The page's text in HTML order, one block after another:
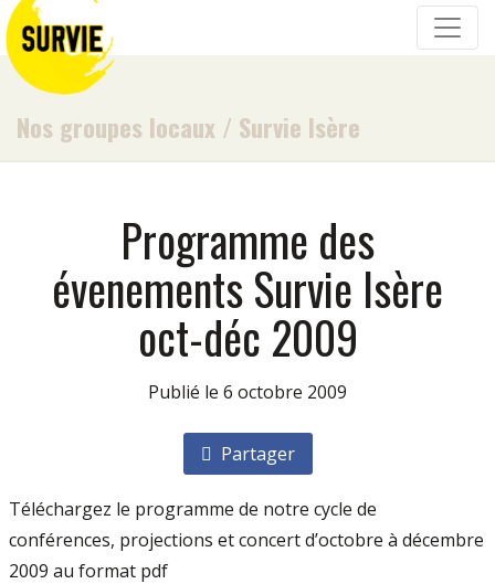
Nos groupes locaux / Survie Isère
Programme des
évenements Survie Isère
oct-déc 2009
Publié le 6 octobre 2009
Partager
Téléchargez le programme de notre cycle de
conférences, projections et concert d’octobre à décembre
2009 au format pdf